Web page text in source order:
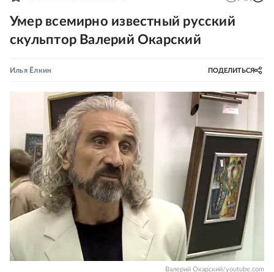
Умер всемирно известный русский
скульптор Валерий Окарский
Илья Ёлкин ПОДЕЛИТЬСЯ
Валерий Окарский/youtube.com